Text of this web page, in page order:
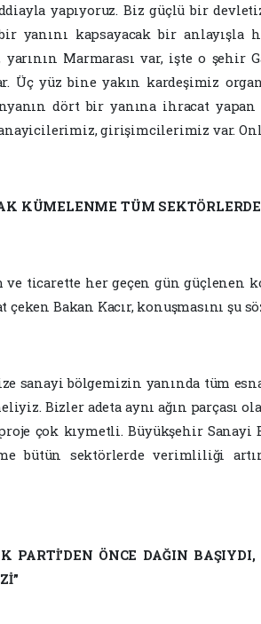
yapıyoruz. Biz güçlü bir
yanını kapsayacak bir anlayışla
yarının Marmarası var, işte o şehir
Üç yüz bine yakın kardeşimiz
dört bir yanına ihracat
girişimcilerimiz var.
KÜMELENME TÜM
ve ticarette her geçen gün güçlenen
çeken Bakan Kacır, konuşmasını şu
sanayi bölgemizin yanında tüm
Bizler adeta aynı ağın parçası
çok kıymetli. Büyükşehir Sanayi
bütün sektörlerde verimliliği
PARTİ'DEN ÖNCE DAĞIN